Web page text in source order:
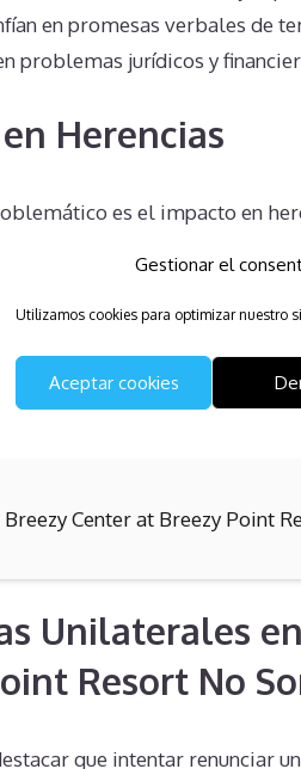
Gestionar el
Utilizamos cookies para optimizar nuestro
Aceptar cookies
en promesas verbales de
problemas jurídicos y
Herencias
es el impacto en
se hereda, lo que
verse obligados a asumir las
para los herederos,
Breezy Center at Breezy Point
Unilaterales
Resort No
que intentar renunciar